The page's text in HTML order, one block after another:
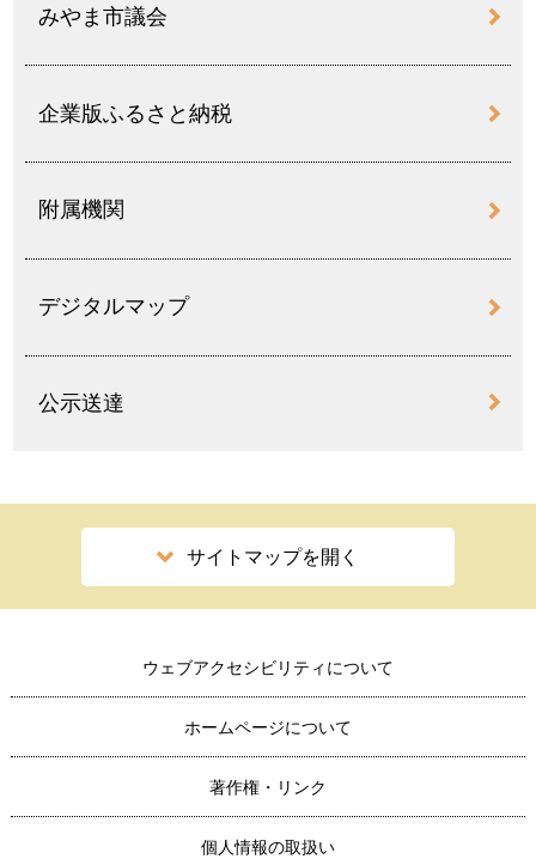
みやま市議会
企業版ふるさと納税
附属機関
デジタルマップ
公示送達
サイトマップを開く
ウェブアクセシビリティについて
ホームページについて
著作権・リンク
個人情報の取扱い